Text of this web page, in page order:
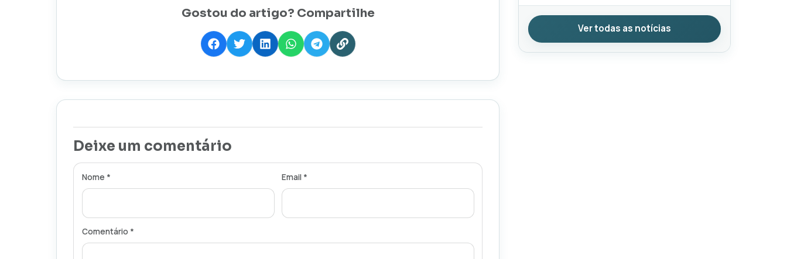
Gostou do artigo? Compartilhe
Deixe um comentário
Nome * Email *
Comentário *
Ver todas as notícias